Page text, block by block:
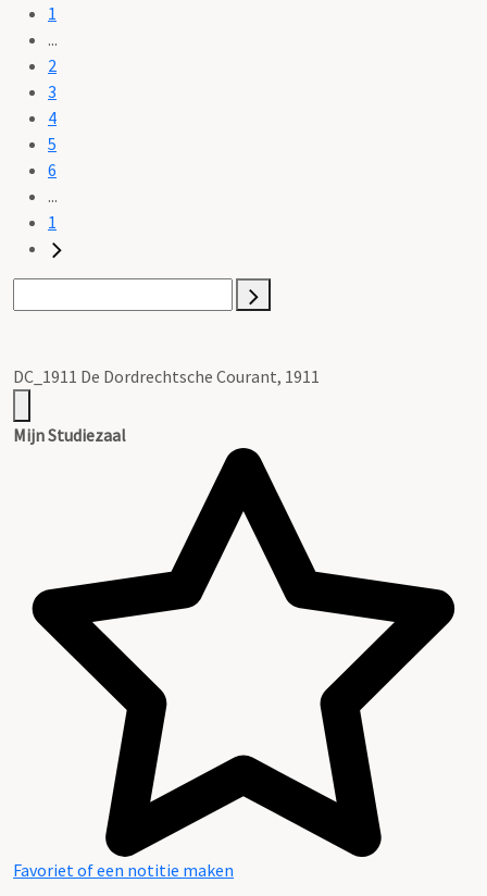
1
...
2
3
4
5
6
...
1
DC_1911 De Dordrechtsche Courant, 1911
Mijn Studiezaal
Favoriet of een notitie maken